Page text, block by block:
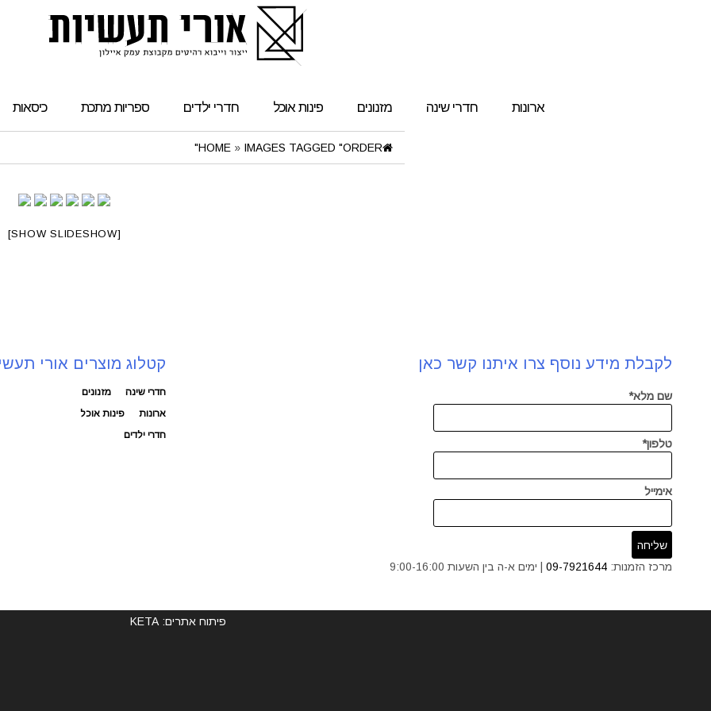
ארונות חדרי שינה מזנונים פינות אוכל חדרי ילדים ספריות מתכת כיסאות
HOME » IMAGES TAGGED "ORDER"
[SHOW SLIDESHOW]
קטלוג מוצרים אורי
חדרי שינה
מזנונים
ארונות
פינות אוכל
חדרי ילדים
לקבלת מידע נוסף צרו איתנו קשר כאן
שם מלא*
טלפון*
אימייל
מרכז הזמנות: 09-7921644| ימים א-ה בין השעות 9:00-16:00
פיתוח אתרים: KETA